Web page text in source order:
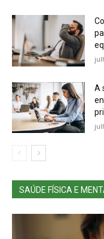
A
SAÚDE FÍSICA E